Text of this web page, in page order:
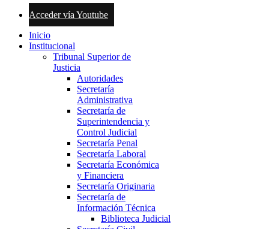
Acceder vía Youtube
Inicio
Institucional
Tribunal Superior de
Justicia
Autoridades
Secretaría
Administrativa
Secretaría de
Superintendencia y
Control Judicial
Secretaría Penal
Secretaría Laboral
Secretaría Económica
y Financiera
Secretaría Originaria
Secretaría de
Información Técnica
Biblioteca Judicial